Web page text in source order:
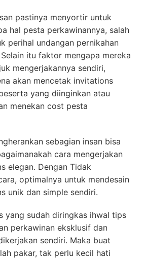
pastinya menyortir untuk
hal pesta perkawinannya, salah
perihal undangan pernikahan
itu faktor mengapa mereka
mengerjakannya sendiri,
akan mencetak invitations
yang diinginkan atau
menekan cost pesta
sebagian insan bisa
cara mengerjakan
elegan. Dengan Tidak
optimalnya untuk mendesain
unik dan simple sendiri.
yang sudah diringkas ihwal tips
perkawinan eksklusif dan
sendiri. Maka buat
pakar, tak perlu kecil hati